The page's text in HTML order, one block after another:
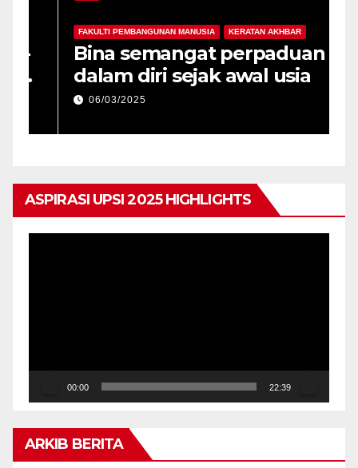
FAKULTI PEMBANGUNAN MANUSIA KERATAN AKHBAR
Bina semangat perpaduan
dalam diri sejak awal usia
06/03/2025
ASPIRASI UPSI 2025 HIGHLIGHTS
00:00 22:39
ARKIB BERITA